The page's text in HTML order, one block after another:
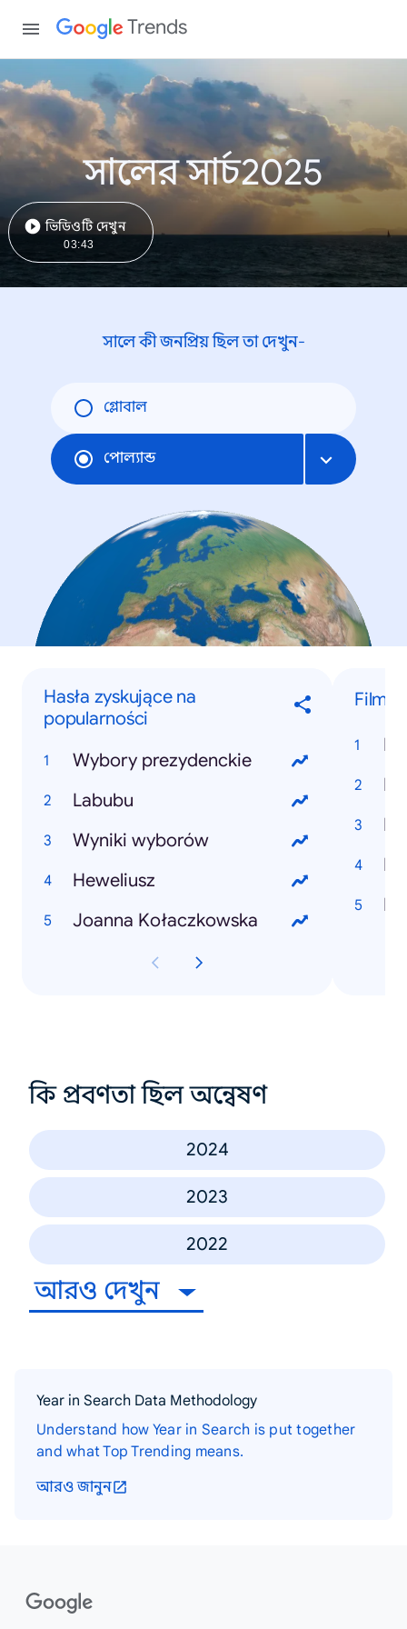
Trends
সালের সার্চ2025
ভিডিওটি দেখুন
03:43
সালে কী জনপ্রিয় ছিল তা দেখুন-
গ্লোবাল
পোল্যান্ড
Hasła zyskujące na
popularności
Wybory prezydenckie
Labubu
Wyniki wyborów
Heweliusz
Joanna Kołaczkowska
Filmy
কি প্রবণতা ছিল অন্বেষণ
2024
2023
2022
আরও দেখুন
Year in Search Data Methodology
Understand how Year in Search is put together
and what Top Trending means.
আরও জানুন